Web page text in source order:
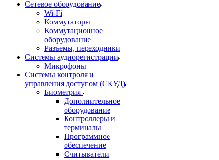
Сетевое оборудование
Wi-Fi
Коммутаторы
Коммутационное
оборудование
Разъемы, переходники
Системы аудиорегистрации
Микрофоны
Системы контроля и
управления доступом (СКУД)
Биометрия
Дополнительное
оборудование
Контроллеры и
терминалы
Программное
обеспечение
Считыватели